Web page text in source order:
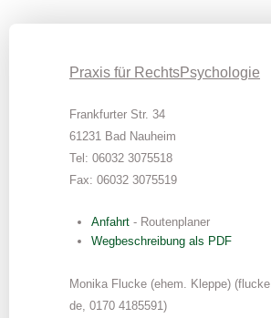
Praxis für RechtsPsychologie
Frankfurter Str. 34
61231 Bad Nauheim
Tel: 06032 3075518
Fax: 06032 3075519
Anfahrt - Routenplaner
Wegbeschreibung als PDF
Monika Flucke (ehem. Kleppe) (flucke
de, 0170 4185591)